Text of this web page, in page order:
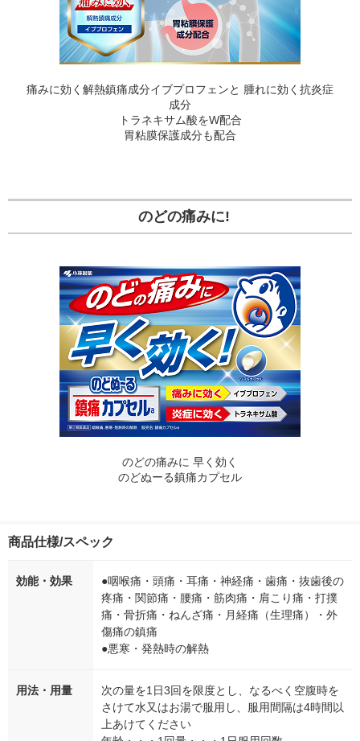
痛みに効く解熱鎮痛成分イブプロフェンと 腫れに効く抗炎症
成分
トラネキサム酸をW配合
胃粘膜保護成分も配合
のどの痛みに!
のどの痛みに 早く効く
のどぬーる鎮痛カプセル
商品仕様/スペック
効能・効果
●咽喉痛・頭痛・耳痛・神経痛・歯痛・抜歯後の
疼痛・関節痛・腰痛・筋肉痛・肩こり痛・打撲
痛・骨折痛・ねんざ痛・月経痛（生理痛）・外
傷痛の鎮痛
●悪寒・発熱時の解熱
用法・用量
次の量を1日3回を限度とし、なるべく空腹時を
さけて水又はお湯で服用し、服用間隔は4時間以
上あけてください